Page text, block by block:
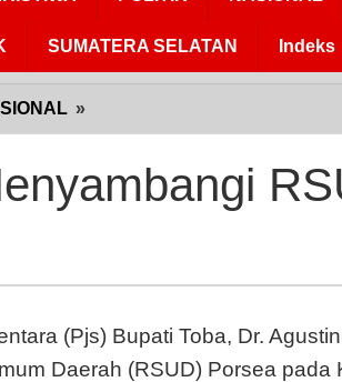
SUMATERA SELATAN Indeks
»
Menyambangi
Porsea
(Pjs) Bupati Toba, Dr.
Daerah (RSUD) Porsea pada